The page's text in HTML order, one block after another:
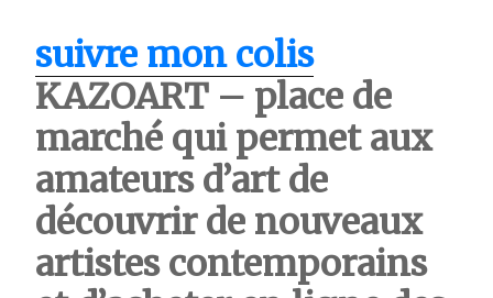
suivre mon colis
KAZOART – place de
marché qui permet aux
amateurs d’art de
découvrir de nouveaux
artistes contemporains